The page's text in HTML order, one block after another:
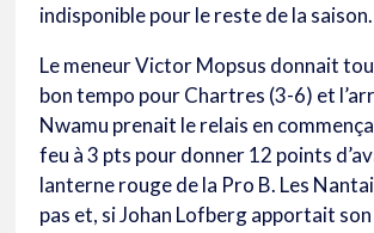
indisponible pour le reste de la saison.
Le meneur Victor Mopsus donnait
bon tempo pour Chartres (3-6) et
Nwamu prenait le relais en
feu à 3 pts pour donner 12 points
lanterne rouge de la Pro B. Les
pas et, si Johan Lofberg apportait